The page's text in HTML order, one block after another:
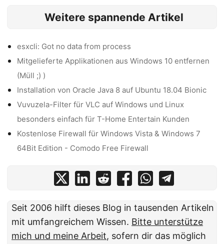
Weitere spannende Artikel
esxcli: Got no data from process
Mitgelieferte Applikationen aus Windows 10 entfernen
(Müll ;) )
Installation von Oracle Java 8 auf Ubuntu 18.04 Bionic
Vuvuzela-Filter für VLC auf Windows und Linux
besonders einfach für T-Home Entertain Kunden
Kostenlose Firewall für Windows Vista & Windows 7
64Bit Edition - Comodo Free Firewall
Seit 2006 hilft dieses Blog in tausenden Artikeln
mit umfangreichem Wissen. Bitte unterstütze
mich und meine Arbeit, sofern dir das möglich